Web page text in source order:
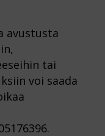
avustusta
tai
voi saada